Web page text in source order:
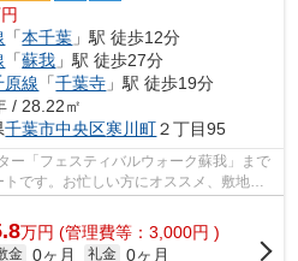
「本千葉 」駅 徒歩12分
「蘇我 」駅 徒歩27分
原線 「千葉寺 」駅 徒歩19分
/ 28.22㎡
千葉市中央区寒川町２丁目95
ー「フェスティバルウォーク蘇我」まで
です。お忙しい方にオススメ、敷地内
わり...
万円 (管理費等：3,000円 )
金 0ヶ月 礼金 0ヶ月